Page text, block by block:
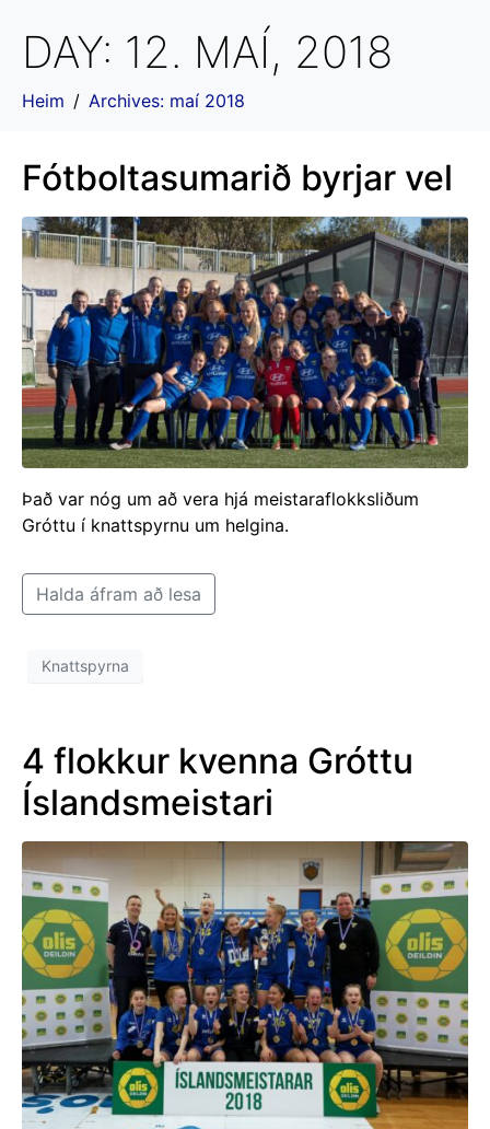
DAY: 12. MAÍ, 2018
Heim Archives: maí 2018
Fótboltasumarið byrjar vel
Það var nóg um að vera hjá meistaraflokksliðum
Gróttu í knattspyrnu um helgina.
Halda áfram að lesa
Knattspyrna
4 flokkur kvenna Gróttu
Íslandsmeistari